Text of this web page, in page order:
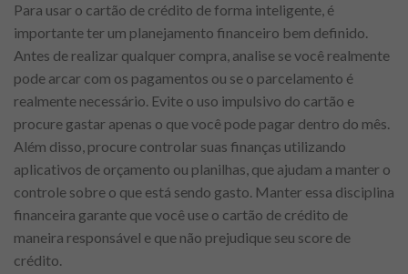
Para usar o cartão de crédito de forma inteligente, é
importante ter um planejamento financeiro bem definido.
Antes de realizar qualquer compra, analise se você realmente
pode arcar com os pagamentos ou se o parcelamento é
realmente necessário. Evite o uso impulsivo do cartão e
procure gastar apenas o que você pode pagar dentro do mês.
Além disso, procure controlar suas finanças utilizando
aplicativos de orçamento ou planilhas, que ajudam a manter o
controle sobre o que está sendo gasto. Manter essa disciplina
financeira garante que você use o cartão de crédito de
maneira responsável e que não prejudique seu score de
crédito.